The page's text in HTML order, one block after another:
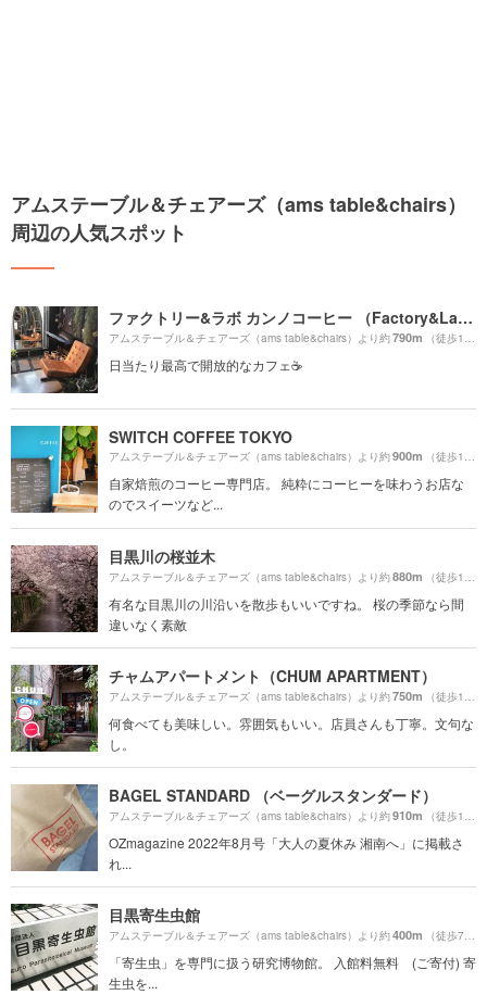
アムステーブル＆チェアーズ（ams table&chairs）
周辺の人気スポット
ファクトリー&ラボ カンノコーヒー （Factory&Labo 神乃珈琲）
アムステーブル＆チェアーズ（ams table&chairs）より約790m （徒歩14分）
日当たり最高で開放的なカフェ☕️
SWITCH COFFEE TOKYO
アムステーブル＆チェアーズ（ams table&chairs）より約900m （徒歩15分）
自家焙煎のコーヒー専門店。 純粋にコーヒーを味わうお店な
のでスイーツなど...
目黒川の桜並木
アムステーブル＆チェアーズ（ams table&chairs）より約880m （徒歩15分）
有名な目黒川の川沿いを散歩もいいですね。 桜の季節なら間
違いなく素敵
チャムアパートメント（CHUM APARTMENT）
アムステーブル＆チェアーズ（ams table&chairs）より約750m （徒歩13分）
何食べても美味しい。雰囲気もいい。店員さんも丁寧。文句な
し。
BAGEL STANDARD （ベーグルスタンダード）
アムステーブル＆チェアーズ（ams table&chairs）より約910m （徒歩16分）
OZmagazine 2022年8月号「大人の夏休み 湘南へ」に掲載さ
れ...
目黒寄生虫館
アムステーブル＆チェアーズ（ams table&chairs）より約400m （徒歩7分）
「寄生虫」を専門に扱う研究博物館。 入館料無料 (ご寄付) 寄
生虫を...